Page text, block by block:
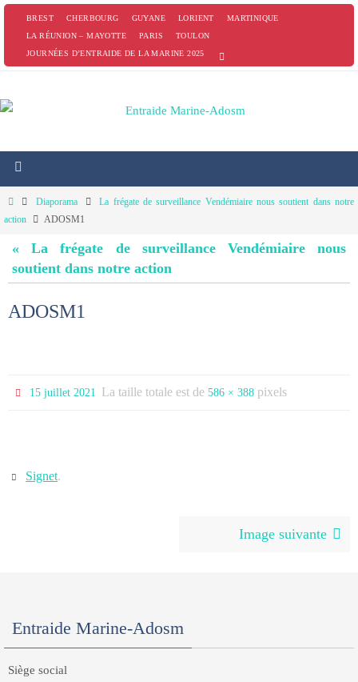
PasserBREST CHERBOURG GUYANE LORIENT
MARTINIQUE
LA RÉUNION – MAYOTTE
PARIS
TOULON
JOURNÉES D’ENTRAIDE DE LA MARINE 2025
HomeDiaporama
La frégate de surveillance Vendémiaire nous soutient dans notre
action
ADOSM1
« La frégate de surveillance Vendémiaire nous
soutient dans notre action
ADOSM1
15 juillet 2021 La taille totale est de586 × 388 pixels
Signet.
Image suivante
Entraide Marine-Adosm
Siège social